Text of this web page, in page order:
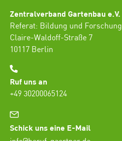
Zentralverband Gartenbau e.V.
Referat: Bildung und Forschung
Claire-Waldoff-Straße 7
10117 Berlin
Ruf uns an
+49 30200065124
Schick uns eine E-Mail